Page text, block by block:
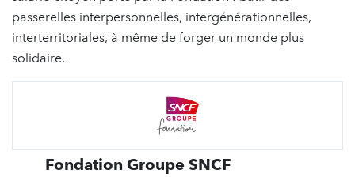
passerelles interpersonnelles, intergénérationnelles,
interterritoriales, à même de forger un monde plus
solidaire.
Fondation Groupe SNCF